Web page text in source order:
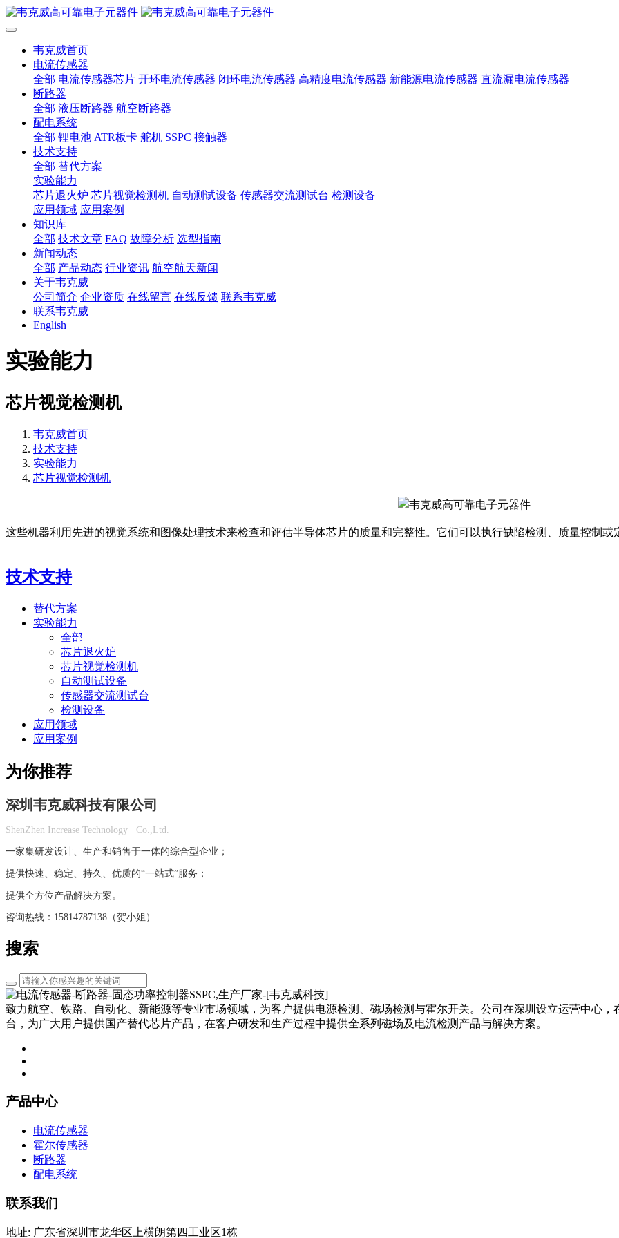
韦克威首页
电流传感器
全部 电流传感器芯片 开环电流传感器 闭环电流传感器 高精度电流传感器 新能源电流传感器 直流漏电流传感器
断路器
全部 液压断路器 航空断路器
配电系统
全部 锂电池 ATR板卡 舵机 SSPC 接触器
技术支持
全部 替代方案
实验能力
芯片退火炉 芯片视觉检测机 自动测试设备 传感器交流测试台 检测设备
应用领域 应用案例
知识库
全部 技术文章 FAQ 故障分析 选型指南
新闻动态
全部 产品动态 行业资讯 航空航天新闻
关于韦克威
公司简介 企业资质 在线留言 在线反馈 联系韦克威
联系韦克威
English
实验能力
芯片视觉检测机
韦克威首页
技术支持
实验能力
芯片视觉检测机
这些机器利用先进的视觉系统和图像处理技术来检查和评估半导体芯片的质量和完整性。它们可以执行缺陷检测、质量控制或
技术支持
替代方案
实验能力
全部
芯片退火炉
芯片视觉检测机
自动测试设备
传感器交流测试台
检测设备
应用领域
应用案例
为你推荐
深圳韦克威科技有限公司
ShenZhen Increase Technology Co.,Ltd.
一家集研发设计、生产和销售于一体的综合型企业；
提供快速、稳定、持久、优质的“一站式”服务；
提供全方位产品解决方案。
咨询热线：15814787138（贺小姐）
搜索
致力航空、铁路、自动化、新能源等专业市场领域，为客户提供电源检测、磁场检测与霍尔开关。公司在深圳设立运营中心
台，为广大用户提供国产替代芯片产品，在客户研发和生产过程中提供全系列磁场及电流检测产品与解决方案。
产品中心
电流传感器
霍尔传感器
断路器
配电系统
联系我们
地址: 广东省深圳市龙华区上横朗第四工业区1栋